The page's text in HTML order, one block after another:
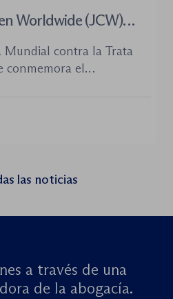
Worldwide (JCW)
de menores y
de Derecho
Mundial contra la Trata
conmemora el
(WJA) y Just
«Trata de
la rendición de
las noticias
a través de una
de la abogacía.